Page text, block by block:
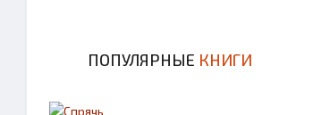
ПОПУЛЯРНЫЕ КНИГИ